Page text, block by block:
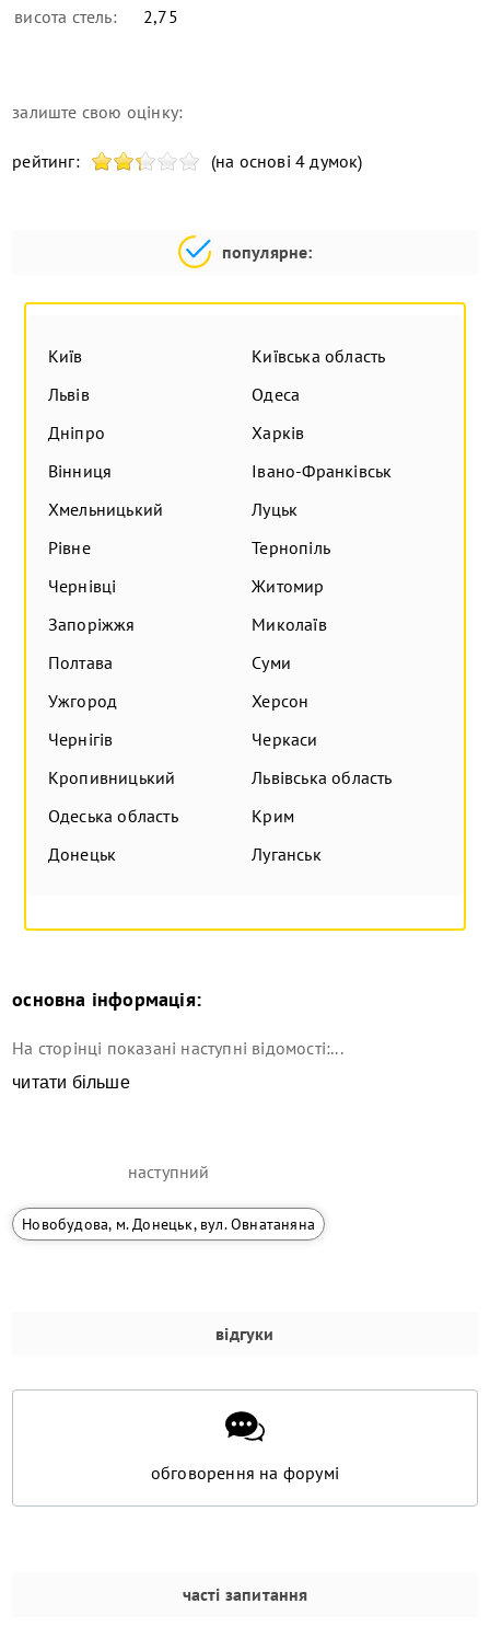
висота стель: 2,75
залиште свою оцінку:
рейтинг: (на основі 4 думок)
популярне:
Київ
Київська область
Львів
Одеса
Дніпро
Харків
Вінниця
Івано-Франківськ
Хмельницький
Луцьк
Рівне
Тернопіль
Чернівці
Житомир
Запоріжжя
Миколаїв
Полтава
Суми
Ужгород
Херсон
Чернігів
Черкаси
Кропивницький
Львівська область
Одеська область
Крим
Донецьк
Луганськ
основна інформація:
На сторінці показані наступні відомості:...
читати більше
наступний
Новобудова, м. Донецьк, вул. Овнатаняна
відгуки
обговорення на форумі
часті запитання